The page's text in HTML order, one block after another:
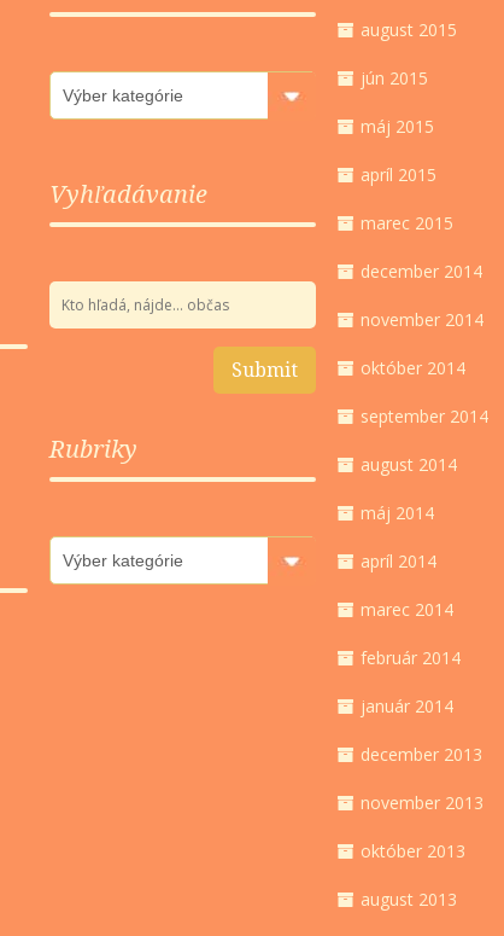
Rubriky
Vyhľadávanie
Rubriky
Rubriky
august 2015
jún 2015
máj 2015
apríl 2015
marec 2015
december 2014
november 2014
október 2014
september 2014
august 2014
máj 2014
apríl 2014
marec 2014
február 2014
január 2014
december 2013
november 2013
október 2013
august 2013